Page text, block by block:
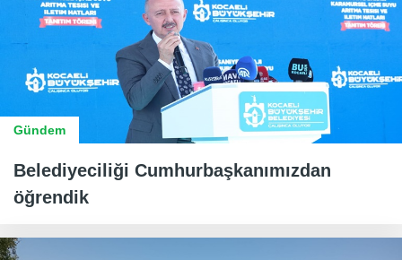
Gündem
Belediyeciliği Cumhurbaşkanımızdan
öğrendik